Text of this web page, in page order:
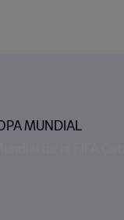
MUNDIAL